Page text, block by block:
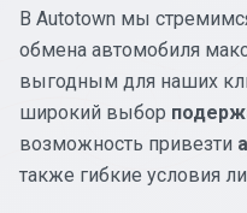
В Autotown мы
обмена автомобиля
выгодным для наших
широкий выбор
возможность привезти
также гибкие условия